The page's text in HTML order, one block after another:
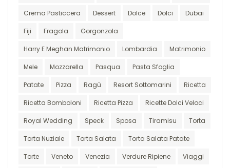
Crema Pasticcera Dessert Dolce Dolci Dubai
Fiji Fragola Gorgonzola
Harry E Meghan Matrimonio Lombardia Matrimonio
Mele Mozzarella Pasqua Pasta Sfoglia
Patate Pizza Ragù Resort Sottomarini Ricetta
Ricetta Bomboloni Ricetta Pizza Ricette Dolci Veloci
Royal Wedding Speck Sposa Tiramisu Torta
Torta Nuziale Torta Salata Torta Salata Patate
Torte Veneto Venezia Verdure Ripiene Viaggi